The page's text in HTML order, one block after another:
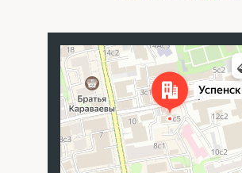
Москва
Успенский переулок, 4с5 — Яндекс Карты